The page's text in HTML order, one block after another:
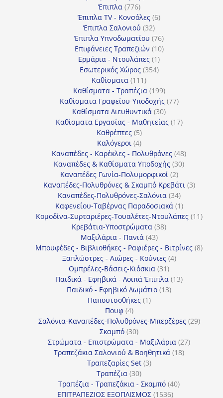
Έπιπλα 776776
προϊόντα
Έπιπλα TV - Κονσόλες 66
Έπιπλα Σαλονιού 3232
προϊόντα
Έπιπλα Υπνοδωματίου 7676
προϊόντα
Επιφάνειες Τραπεζιών 1010
Ερμάρια - Ντουλάπες 11
προϊόν
Εσωτερικός Χώρος 354354
Καθίσματα 111111
προϊόντα
Καθίσματα - Τραπέζια 199199
προϊόντα
Καθίσματα Γραφείου-Υποδοχής 7777
Καθίσματα Διευθυντικά 3030
προϊόντα
Καθίσματα Εργασίας - Μαθητείας 1717
Καθρέπτες 55
προϊόντα
Καλόγεροι 44
προϊόντα
Καναπέδες - Καρέκλες - Πολυθρόνες 4848
προϊόντα
Καναπέδες & Καθίσματα Υποδοχής 3030
Καναπέδες Γωνία-Πολυμορφικοί 22
προϊόντα
Καναπέδες-Πολυθρόνες & Σκαμπό Κρεβάτι 33
Καναπέδες-Πολυθρόνες-Σαλόνια 3434
προϊόντα
Καφενείου-Ταβέρνας Παραδοσιακά 11
προϊόν
Κομοδίνα-Συρταριέρες-Τουαλέτες-Ντουλάπες 1111
Κρεβάτια-Υποστρώματα 3838
Μαξιλάρια - Πανιά 4343
προϊόντα
Μπουφέδες - Βιβλιοθήκες - Ραφιέρες - Βιτρίνες 88
Ξαπλώστρες - Αιώρες - Κούνιες 44
Ομπρέλες-Βάσεις-Κιόσκια 3131
προϊόντα
Παιδικά - Εφηβικά - Λοιπά Έπιπλα 1313
Παιδικό - Εφηβικό Δωμάτιο 1313
Παπουτσοθήκες 11
Πουφ 44
προϊόντα
Σαλόνια-Καναπέδες-Πολυθρόνες-Μπερζέρες 2929
Σκαμπό 3030
προϊόντα
Στρώματα - Επιστρώματα - Μαξιλάρια 2727
Τραπεζάκια Σαλονιού & Βοηθητικά 1818
Τραπεζαρίες Set 33
Τραπέζια 3030
προϊόντα
Τραπέζια - Τραπεζάκια - Σκαμπό 4040
ΕΠΙΤΡΑΠΕΖΙΟΣ ΕΞΟΠΛΙΣΜΟΣ 15361536